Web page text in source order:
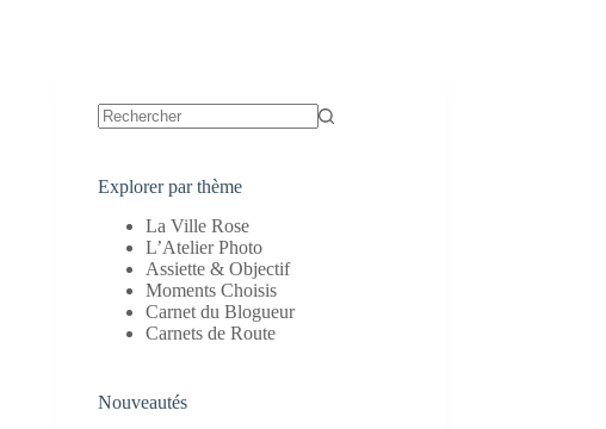
Explorer par thème
La Ville Rose
L’Atelier Photo
Assiette & Objectif
Moments Choisis
Carnet du Blogueur
Carnets de Route
Nouveautés